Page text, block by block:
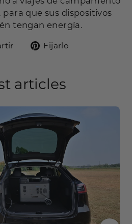
que sus dispositivos
tengan energía.
Compartir
Fijarlo
articles